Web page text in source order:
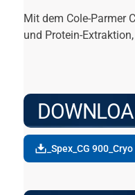
Mit dem Cole-Parmer
und Protein-
_Spex_CG